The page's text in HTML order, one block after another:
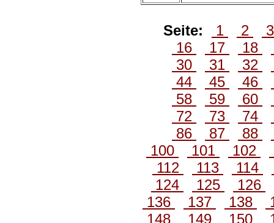
Seite: 1 2
16
17 18
30
31 32
44
45 46
58
59 60
72
73 74
86
87 88
100
101 102
112
113 114
124
125
126
136
137 138
148
149 150